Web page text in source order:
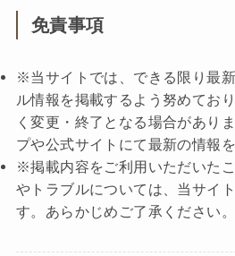
免責事項
※当サイトでは、できる限り最
ル情報を掲載するよう努めてお
く変更・終了となる場合があり
プや公式サイトにて最新の情報
※掲載内容をご利用いただいた
やトラブルについては、当サイ
す。あらかじめご了承ください。